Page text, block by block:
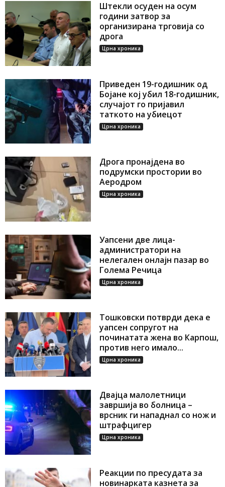
Штекли осуден на осум
години затвор за
организирана трговија со
дрога
Црна хроника
Приведен 19-годишник од
Бојане кој убил 18-годишник,
случајот го пријавил
таткото на убиецот
Црна хроника
Дрога пронајдена во
подрумски простории во
Аеродром
Црна хроника
Уапсени две лица-
администратори на
нелегален онлајн пазар во
Голема Речица
Црна хроника
Тошковски потврди дека е
уапсен сопругот на
починатата жена во Карпош,
против него имало...
Црна хроника
Двајца малолетници
завршија во болница –
врсник ги нападнал со нож и
штрафцигер
Црна хроника
Реакции по пресудата за
новинарката казнета за